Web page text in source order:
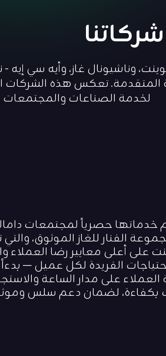
شركاتنا
وناشيونال غاز، وأيه سي إيه
المتقدمة. تعكس هذه الشركات
لخدمة الصناعات والمجتمعات
حصرياً لمجتمعات داماك
على أعلى معايير رضا العملاء
الفريدة لكل عميل —
على مدار الساعة
بكفاءة، لضمان دعم سلس